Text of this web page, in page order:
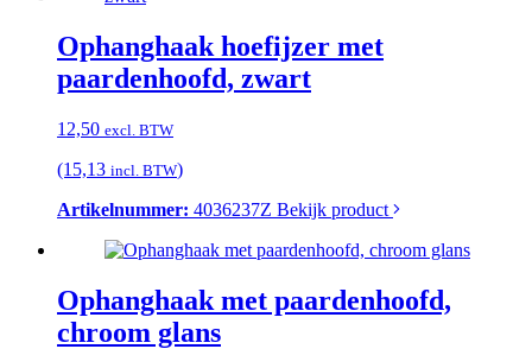
Ophanghaak hoefijzer met
paardenhoofd, zwart
12,50 excl. BTW
(15,13 incl. BTW)
Artikelnummer: 4036237Z Bekijk product
Ophanghaak met paardenhoofd,
chroom glans